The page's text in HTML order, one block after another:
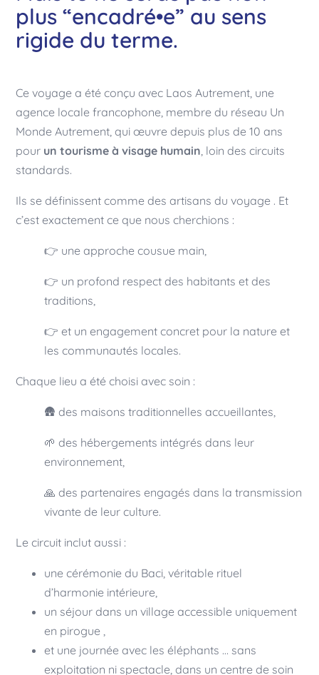
plus “encadré•e” au sens
rigide du terme.
Ce voyage a été conçu avec Laos Autrement, une
agence locale francophone, membre du réseau Un
Monde Autrement, qui œuvre depuis plus de 10 ans
pour un tourisme à visage humain, loin des circuits
standards.
Ils se définissent comme des artisans du voyage . Et
c’est exactement ce que nous cherchions :
👉 une approche cousue main,
👉 un profond respect des habitants et des
traditions,
👉 et un engagement concret pour la nature et
les communautés locales.
Chaque lieu a été choisi avec soin :
🛖 des maisons traditionnelles accueillantes,
🌱 des hébergements intégrés dans leur
environnement,
🙏 des partenaires engagés dans la transmission
vivante de leur culture.
Le circuit inclut aussi :
une cérémonie du Baci, véritable rituel
d’harmonie intérieure,
un séjour dans un village accessible uniquement
en pirogue ,
et une journée avec les éléphants … sans
exploitation ni spectacle, dans un centre de soin